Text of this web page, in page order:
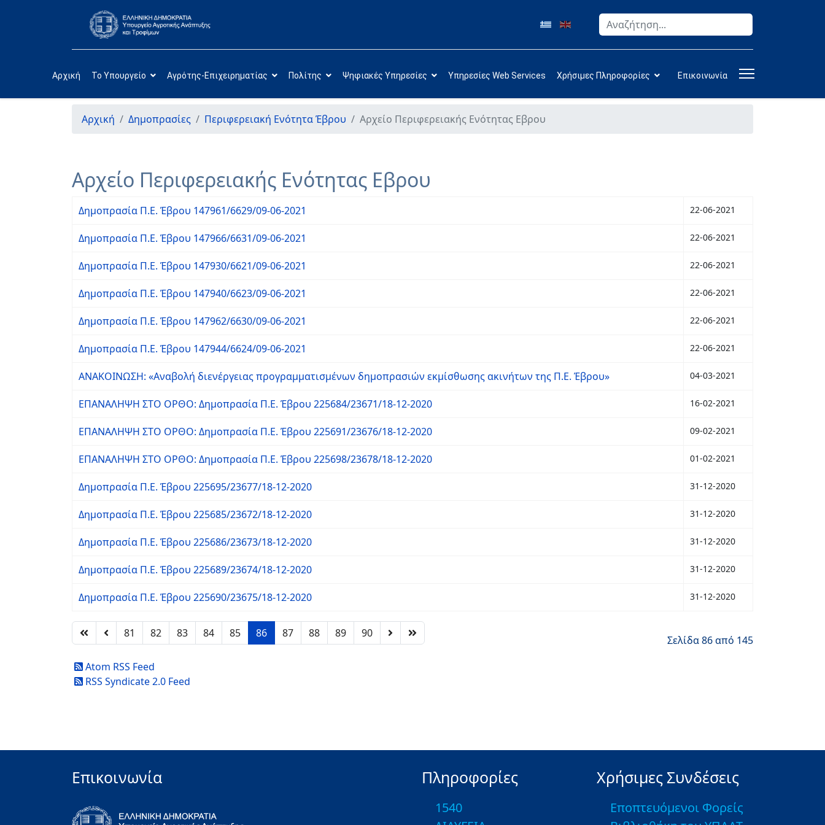
Αναζήτηση
Αρχική Το Υπουργείο Αγρότης-Επιχειρηματίας Πολίτης Ψηφιακές Υπηρεσίες Υπηρεσίες Web Services Χρήσιμες Πληροφορίες Επικοινωνία
Αρχική Δημοπρασίες Περιφερειακή Ενότητα Έβρου Αρχείο Περιφερειακής Ενότητας Εβρου
Αρχείο Περιφερειακής Ενότητας Εβρου
Δημοπρασία Π.Ε. Έβρου 147961/6629/09-06-2021 22-06-2021
Δημοπρασία Π.Ε. Έβρου 147966/6631/09-06-2021 22-06-2021
Δημοπρασία Π.Ε. Έβρου 147930/6621/09-06-2021 22-06-2021
Δημοπρασία Π.Ε. Έβρου 147940/6623/09-06-2021 22-06-2021
Δημοπρασία Π.Ε. Έβρου 147962/6630/09-06-2021 22-06-2021
Δημοπρασία Π.Ε. Έβρου 147944/6624/09-06-2021 22-06-2021
ΑΝΑΚΟΙΝΩΣΗ: «Αναβολή διενέργειας προγραμματισμένων δημοπρασιών εκμίσθωσης ακινήτων της Π.Ε. Έβρου» 04-03-2021
ΕΠΑΝΑΛΗΨΗ ΣΤΟ ΟΡΘΟ: Δημοπρασία Π.Ε. Έβρου 225684/23671/18-12-2020 16-02-2021
ΕΠΑΝΑΛΗΨΗ ΣΤΟ ΟΡΘΟ: Δημοπρασία Π.Ε. Έβρου 225691/23676/18-12-2020 09-02-2021
ΕΠΑΝΑΛΗΨΗ ΣΤΟ ΟΡΘΟ: Δημοπρασία Π.Ε. Έβρου 225698/23678/18-12-2020 01-02-2021
Δημοπρασία Π.Ε. Έβρου 225695/23677/18-12-2020 31-12-2020
Δημοπρασία Π.Ε. Έβρου 225685/23672/18-12-2020 31-12-2020
Δημοπρασία Π.Ε. Έβρου 225686/23673/18-12-2020 31-12-2020
Δημοπρασία Π.Ε. Έβρου 225689/23674/18-12-2020 31-12-2020
Δημοπρασία Π.Ε. Έβρου 225690/23675/18-12-2020 31-12-2020
81 82 83 84 85 86 87 88 89 90
Σελίδα 86 από 145
Atom RSS Feed
RSS Syndicate 2.0 Feed
Επικοινωνία Πληροφορίες
1540
Χρήσιμες Συνδέσεις
Εποπτευόμενοι Φορείς